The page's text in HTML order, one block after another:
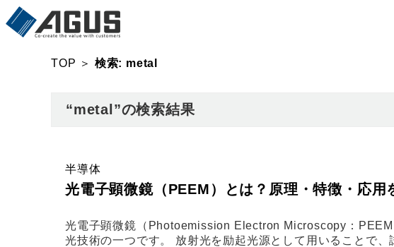
TOP ＞ 検索: metal
“metal”の検索結果
半導体
光電子顕微鏡（PEEM）とは？原理・特徴・応用
光電子顕微鏡（Photoemission Electron Microscopy：
光技術の一つです。 放射光を励起光源として用いることで、